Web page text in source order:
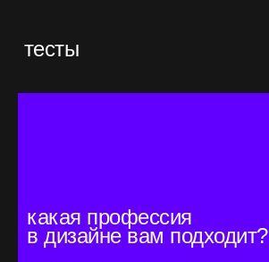
тесты
какая профессия
в дизайне вам подходит?